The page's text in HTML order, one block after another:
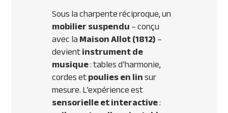
Sous la charpente réciproque, un
mobilier suspendu– conçu
avec laMaison Allot (1812)–
devientinstrument de
musique: tables d’harmonie,
cordes etpoulies en linsur
mesure. L’expérience est
sensorielle et interactive: